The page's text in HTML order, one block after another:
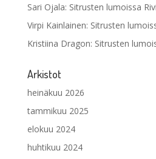
Sari Ojala: Sitrusten lumoissa
Virpi Kainlainen: Sitrusten
Kristiina Dragon: Sitrusten
Arkistot
heinäkuu 2026
tammikuu 2025
elokuu 2024
huhtikuu 2024